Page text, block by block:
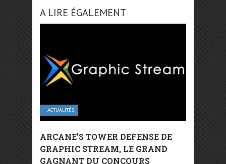
A LIRE ÉGALEMENT
ACTUALITÉS
ARCANE’S TOWER DEFENSE DE
GRAPHIC STREAM, LE GRAND
GAGNANT DU CONCOURS